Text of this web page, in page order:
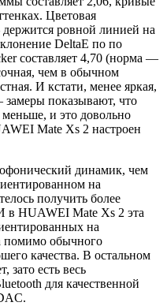
Цветовая
ровной линией на
DeltaE по по
составляет 4,70 (норма —
чем в обычном
И кстати, менее яркая,
показывают, что
и это довольно
Mate Xs 2 настроен
динамик, чем
на
получить более
в HUAWEI Mate Xs 2 эта
на
помимо обычного
качества. В остальном
зато есть весь
для качественной